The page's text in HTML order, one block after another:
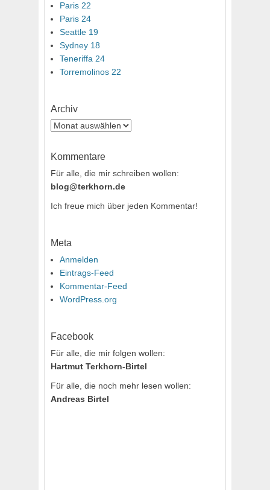
Paris 22
Paris 24
Seattle 19
Sydney 18
Teneriffa 24
Torremolinos 22
Archiv
Archiv
Kommentare
Für alle, die mir schreiben wollen:
blog@terkhorn.de
Ich freue mich über jeden Kommentar!
Meta
Anmelden
Eintrags-Feed
Kommentar-Feed
WordPress.org
Facebook
Für alle, die mir folgen wollen:
Hartmut Terkhorn-Birtel
Für alle, die noch mehr lesen wollen:
Andreas Birtel